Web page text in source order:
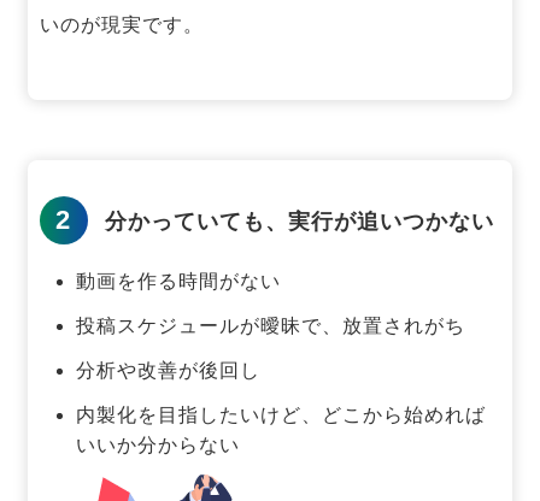
いのが現実です。
2 分かっていても、実行が追いつかない
動画を作る時間がない
投稿スケジュールが曖昧で、放置されがち
分析や改善が後回し
内製化を目指したいけど、どこから始めれば
いいか分からない